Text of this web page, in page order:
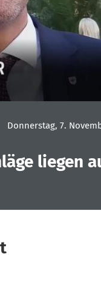
Donnerstag, 7.
liegen